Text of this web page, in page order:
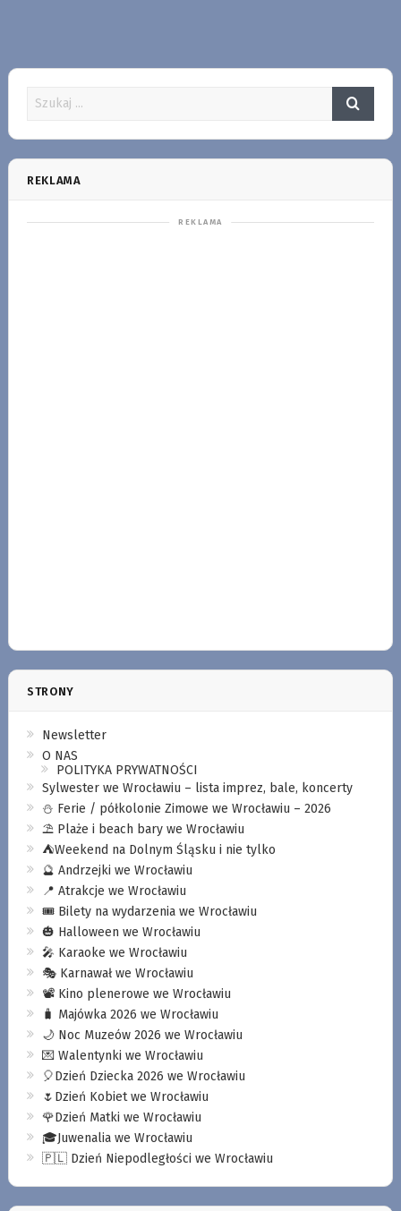
REKLAMA
STRONY
Newsletter
O NAS
POLITYKA PRYWATNOŚCI
Sylwester we Wrocławiu – lista imprez, bale, koncerty
⛄️ Ferie / półkolonie Zimowe we Wrocławiu – 2026
⛱️ Plaże i beach bary we Wrocławiu
⛺️Weekend na Dolnym Śląsku i nie tylko
🔮 Andrzejki we Wrocławiu
📍 Atrakcje we Wrocławiu
🎟️ Bilety na wydarzenia we Wrocławiu
🎃 Halloween we Wrocławiu
🎤 Karaoke we Wrocławiu
🎭 Karnawał we Wrocławiu
📽️ Kino plenerowe we Wrocławiu
🧳 Majówka 2026 we Wrocławiu
🌙 Noc Muzeów 2026 we Wrocławiu
💌 Walentynki we Wrocławiu
🎈Dzień Dziecka 2026 we Wrocławiu
🌷Dzień Kobiet we Wrocławiu
🌹Dzień Matki we Wrocławiu
🎓Juwenalia we Wrocławiu
🇵🇱 Dzień Niepodległości we Wrocławiu